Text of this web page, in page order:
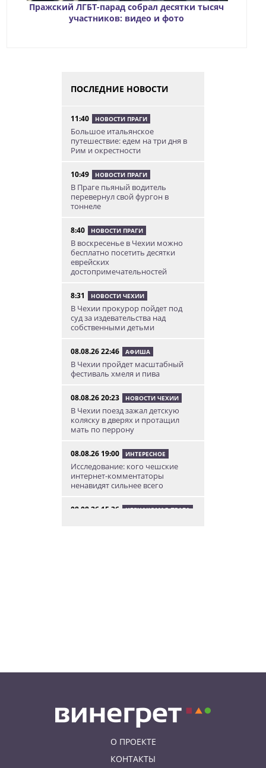
Пражский ЛГБТ-парад собрал десятки тысяч
участников: видео и фото
ПОСЛЕДНИЕ НОВОСТИ
11:40 НОВОСТИ ПРАГИ
Большое итальянское
путешествие: едем на три дня в
Рим и окрестности
10:49 НОВОСТИ ПРАГИ
В Праге пьяный водитель
перевернул свой фургон в
тоннеле
8:40 НОВОСТИ ПРАГИ
В воскресенье в Чехии можно
бесплатно посетить десятки
еврейских
достопримечательностей
8:31 НОВОСТИ ЧЕХИИ
В Чехии прокурор пойдет под
суд за издевательства над
собственными детьми
08.08.26 22:46 АФИША
В Чехии пройдет масштабный
фестиваль хмеля и пива
08.08.26 20:23 НОВОСТИ ЧЕХИИ
В Чехии поезд зажал детскую
коляску в дверях и протащил
мать по перрону
08.08.26 19:00 ИНТЕРЕСНОЕ
Исследование: кого чешские
интернет-комментаторы
ненавидят сильнее всего
08.08.26 15:36 НЕЗНАКОМАЯ ПРАГА
О ПРОЕКТЕ
КОНТАКТЫ